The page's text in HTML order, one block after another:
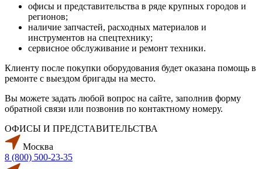
офисы и представительства в ряде крупных городов и
регионов;
наличие запчастей, расходных материалов и
инструментов на спецтехнику;
сервисное обслуживание и ремонт техники.
Клиенту после покупки оборудования будет оказана помощь в
ремонте с выездом бригады на место.
Вы можете задать любой вопрос на сайте, заполнив форму
обратной связи или позвонив по контактному номеру.
ОФИСЫ И ПРЕДСТАВИТЕЛЬСТВА
Москва
8 (800) 500-23-35